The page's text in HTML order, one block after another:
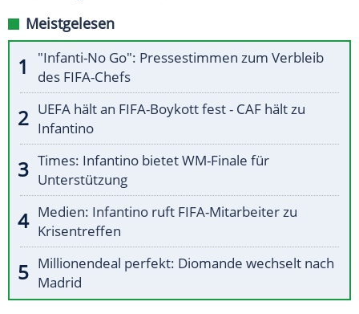
Meistgelesen
"Infanti-No Go": Pressestimmen zum Verbleib
des FIFA-Chefs
UEFA hält an FIFA-Boykott fest - CAF hält zu
Infantino
Times: Infantino bietet WM-Finale für
Unterstützung
Medien: Infantino ruft FIFA-Mitarbeiter zu
Krisentreffen
Millionendeal perfekt: Diomande wechselt nach
Madrid